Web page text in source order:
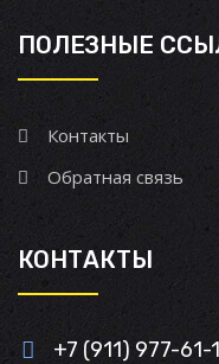
ПОЛЕЗНЫЕ
Контакты
Обратная связь
КОНТАКТЫ
+7 (911) 977-61-